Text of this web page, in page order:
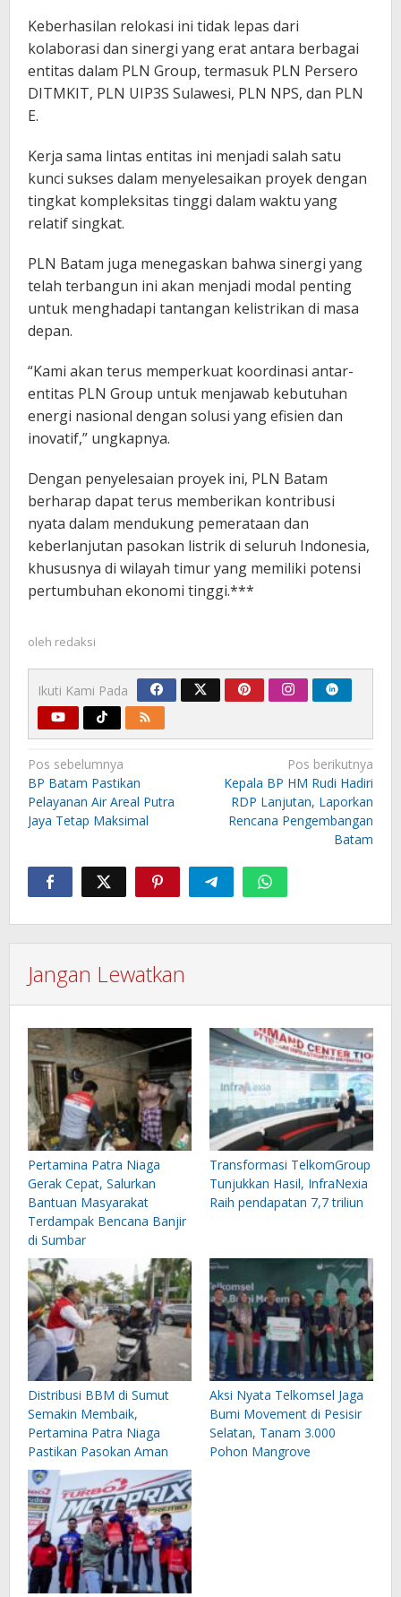
Keberhasilan relokasi ini tidak lepas dari
kolaborasi dan sinergi yang erat antara berbagai
entitas dalam PLN Group, termasuk PLN Persero
DITMKIT, PLN UIP3S Sulawesi, PLN NPS, dan PLN
E.
Kerja sama lintas entitas ini menjadi salah satu
kunci sukses dalam menyelesaikan proyek dengan
tingkat kompleksitas tinggi dalam waktu yang
relatif singkat.
PLN Batam juga menegaskan bahwa sinergi yang
telah terbangun ini akan menjadi modal penting
untuk menghadapi tantangan kelistrikan di masa
depan.
“Kami akan terus memperkuat koordinasi antar-
entitas PLN Group untuk menjawab kebutuhan
energi nasional dengan solusi yang efisien dan
inovatif,” ungkapnya.
Dengan penyelesaian proyek ini, PLN Batam
berharap dapat terus memberikan kontribusi
nyata dalam mendukung pemerataan dan
keberlanjutan pasokan listrik di seluruh Indonesia,
khususnya di wilayah timur yang memiliki potensi
pertumbuhan ekonomi tinggi.***
oleh redaksi
Ikuti Kami Pada
Navigasi
pos
Pos sebelumnya
BP Batam Pastikan
Pelayanan Air Areal Putra
Jaya Tetap Maksimal
Pos berikutnya
Kepala BP HM Rudi Hadiri
RDP Lanjutan, Laporkan
Rencana Pengembangan
Batam
Jangan Lewatkan
Pertamina Patra Niaga
Gerak Cepat, Salurkan
Bantuan Masyarakat
Terdampak Bencana Banjir
di Sumbar
Transformasi TelkomGroup
Tunjukkan Hasil, InfraNexia
Raih pendapatan 7,7 triliun
Distribusi BBM di Sumut
Semakin Membaik,
Pertamina Patra Niaga
Pastikan Pasokan Aman
Aksi Nyata Telkomsel Jaga
Bumi Movement di Pesisir
Selatan, Tanam 3.000
Pohon Mangrove